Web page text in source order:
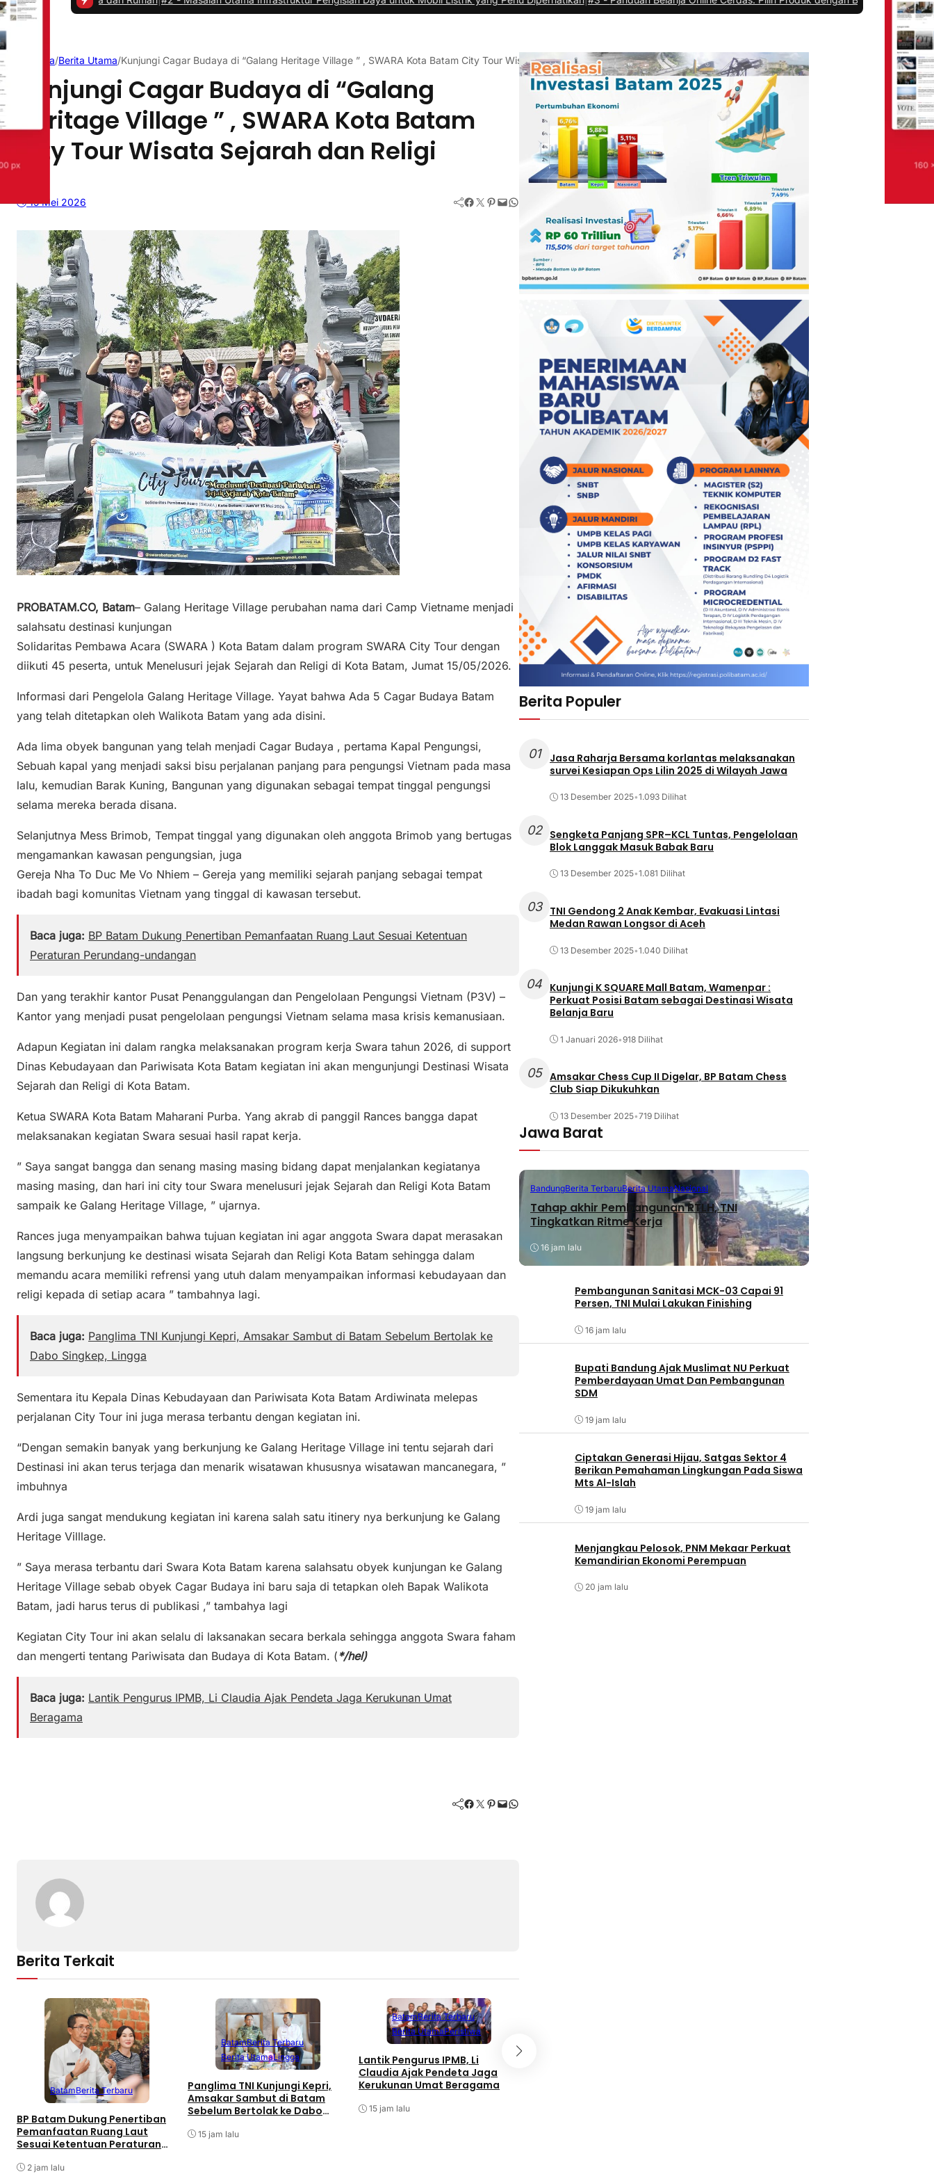
Beranda/Berita Utama/Kunjungi Cagar Budaya di “Galang Heritage Village ” , SWARA Kota Batam City Tour Wisata Sejarah dan Religi
Kunjungi Cagar Budaya di “Galang
Heritage Village ” , SWARA Kota Batam
City Tour Wisata Sejarah dan Religi
15 Mei 2026 Facebook Twitter Pinterest Mail WhatsApp
PROBATAM.CO, Batam– Galang Heritage Village perubahan nama dari Camp Vietname menjadi
salahsatu destinasi kunjungan
Solidaritas Pembawa Acara (SWARA ) Kota Batam dalam program SWARA City Tour dengan
diikuti 45 peserta, untuk Menelusuri jejak Sejarah dan Religi di Kota Batam, Jumat 15/05/2026.
Informasi dari Pengelola Galang Heritage Village. Yayat bahwa Ada 5 Cagar Budaya Batam
yang telah ditetapkan oleh Walikota Batam yang ada disini.
Ada lima obyek bangunan yang telah menjadi Cagar Budaya , pertama Kapal Pengungsi,
Sebuah kapal yang menjadi saksi bisu perjalanan panjang para pengungsi Vietnam pada masa
lalu, kemudian Barak Kuning, Bangunan yang digunakan sebagai tempat tinggal pengungsi
selama mereka berada disana.
Selanjutnya Mess Brimob, Tempat tinggal yang digunakan oleh anggota Brimob yang bertugas
mengamankan kawasan pengungsian, juga
Gereja Nha To Duc Me Vo Nhiem – Gereja yang memiliki sejarah panjang sebagai tempat
ibadah bagi komunitas Vietnam yang tinggal di kawasan tersebut.
Baca juga: BP Batam Dukung Penertiban Pemanfaatan Ruang Laut Sesuai Ketentuan
Peraturan Perundang-undangan
Dan yang terakhir kantor Pusat Penanggulangan dan Pengelolaan Pengungsi Vietnam (P3V) –
Kantor yang menjadi pusat pengelolaan pengungsi Vietnam selama masa krisis kemanusiaan.
Adapun Kegiatan ini dalam rangka melaksanakan program kerja Swara tahun 2026, di support
Dinas Kebudayaan dan Pariwisata Kota Batam kegiatan ini akan mengunjungi Destinasi Wisata
Sejarah dan Religi di Kota Batam.
Ketua SWARA Kota Batam Maharani Purba. Yang akrab di panggil Rances bangga dapat
melaksanakan kegiatan Swara sesuai hasil rapat kerja.
” Saya sangat bangga dan senang masing masing bidang dapat menjalankan kegiatanya
masing masing, dan hari ini city tour Swara menelusuri jejak Sejarah dan Religi Kota Batam
sampaik ke Galang Heritage Village, ” ujarnya.
Rances juga menyampaikan bahwa tujuan kegiatan ini agar anggota Swara dapat merasakan
langsung berkunjung ke destinasi wisata Sejarah dan Religi Kota Batam sehingga dalam
memandu acara memiliki refrensi yang utuh dalam menyampaikan informasi kebudayaan dan
religi kepada di setiap acara ” tambahnya lagi.
Baca juga: Panglima TNI Kunjungi Kepri, Amsakar Sambut di Batam Sebelum Bertolak ke
Dabo Singkep, Lingga
Sementara itu Kepala Dinas Kebudayaan dan Pariwisata Kota Batam Ardiwinata melepas
perjalanan City Tour ini juga merasa terbantu dengan kegiatan ini.
“Dengan semakin banyak yang berkunjung ke Galang Heritage Village ini tentu sejarah dari
Destinasi ini akan terus terjaga dan menarik wisatawan khususnya wisatawan mancanegara, ”
imbuhnya
Ardi juga sangat mendukung kegiatan ini karena salah satu itinery nya berkunjung ke Galang
Heritage Villlage.
” Saya merasa terbantu dari Swara Kota Batam karena salahsatu obyek kunjungan ke Galang
Heritage Village sebab obyek Cagar Budaya ini baru saja di tetapkan oleh Bapak Walikota
Batam, jadi harus terus di publikasi ,” tambahya lagi
Kegiatan City Tour ini akan selalu di laksanakan secara berkala sehingga anggota Swara faham
dan mengerti tentang Pariwisata dan Budaya di Kota Batam. (*/hel)
Baca juga: Lantik Pengurus IPMB, Li Claudia Ajak Pendeta Jaga Kerukunan Umat
Beragama
Facebook Twitter Pinterest Mail WhatsApp
Berita Terkait
BatamBerita Terbaru
BP Batam Dukung Penertiban
Pemanfaatan Ruang Laut
Sesuai Ketentuan Peraturan
2 jam lalu
BatamBerita Terbaru
Berita UtamaLingga
Panglima TNI Kunjungi Kepri,
Amsakar Sambut di Batam
Sebelum Bertolak ke Dabo
15 jam lalu
BatamBerita Terbaru
Berita UtamaPeristiwa
Lantik Pengurus IPMB, Li
Claudia Ajak Pendeta Jaga
Kerukunan Umat Beragama
15 jam lalu
Berita Populer
01
Jasa Raharja Bersama korlantas melaksanakan
survei Kesiapan Ops Lilin 2025 di Wilayah Jawa
13 Desember 2025•1.093 Dilihat
02
Sengketa Panjang SPR–KCL Tuntas, Pengelolaan
Blok Langgak Masuk Babak Baru
13 Desember 2025•1.081 Dilihat
03
TNI Gendong 2 Anak Kembar, Evakuasi Lintasi
Medan Rawan Longsor di Aceh
13 Desember 2025•1.040 Dilihat
04 Kunjungi K SQUARE Mall Batam, Wamenpar :
Perkuat Posisi Batam sebagai Destinasi Wisata
Belanja Baru
1 Januari 2026•918 Dilihat
05 Amsakar Chess Cup II Digelar, BP Batam Chess
Club Siap Dikukuhkan
13 Desember 2025•719 Dilihat
Jawa Barat
BandungBerita TerbaruBerita UtamaNasional
Tahap akhir Pembangunan RTLH, TNI
Tingkatkan Ritme Kerja
16 jam lalu
Pembangunan Sanitasi MCK-03 Capai 91
Persen, TNI Mulai Lakukan Finishing
16 jam lalu
Bupati Bandung Ajak Muslimat NU Perkuat
Pemberdayaan Umat Dan Pembangunan
SDM
19 jam lalu
Ciptakan Generasi Hijau, Satgas Sektor 4
Berikan Pemahaman Lingkungan Pada Siswa
Mts Al-Islah
19 jam lalu
Menjangkau Pelosok, PNM Mekaar Perkuat
Kemandirian Ekonomi Perempuan
20 jam lalu